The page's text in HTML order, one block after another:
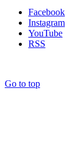
Facebook
Instagram
YouTube
RSS
Go to top